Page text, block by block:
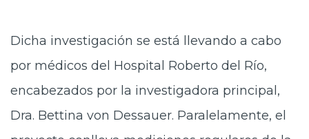
Dicha investigación se está llevando a cabo
por médicos del Hospital Roberto del Río,
encabezados por la investigadora principal,
Dra. Bettina von Dessauer. Paralelamente, el